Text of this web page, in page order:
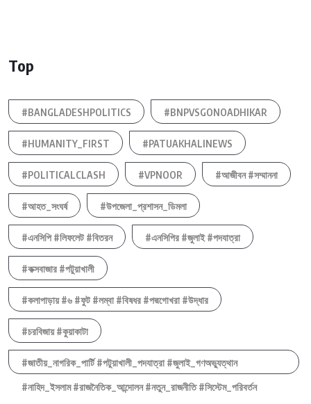
Top
#BANGLADESHPOLITICS #BNPVSGONOADHIKAR
#HUMANITY_FIRST #PATUAKHALINEWS
#POLITICALCLASH #VPNOOR #আজীবন #সম্মাননা
#আহত_সংঘর্ষ #উপজেলা_প্রশাসন_ডিমলা
#এনসিপি #লিফলেট #বিতরন #এনসিপির #জুলাই #পদযাত্রা
#কক্সবাজার #পটুয়াখালী
#কলাপাড়ায় #৬ #ফুট #লম্বা #বিষধর #পদ্মগোখরা #উদ্ধার
#চরবিজায় #কুয়াকাটা
#জাতীয়_নাগরিক_পার্টি #পটুয়াখালী_পদযাত্রা #জুলাই_গণঅভ্যুত্থান
#নাহিদ_ইসলাম #রাজনৈতিক_আন্দোলন #নতুন_রাজনীতি #সিস্টেম_পরিবর্তন